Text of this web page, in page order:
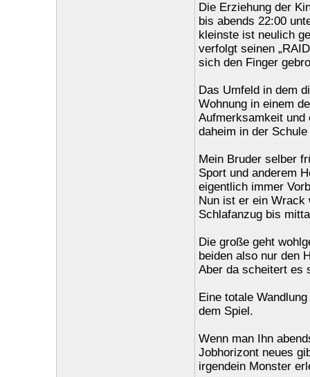
Die Erziehung der
bis abends 22:00
kleinste ist neulich
verfolgt seinen
sich den Finger
Das Umfeld in dem
Wohnung in einem
Aufmerksamkeit und
daheim in der
Mein Bruder selber
Sport und anderem
eigentlich immer
Nun ist er ein Wrack
Schlafanzug bis
Die große geht
beiden also nur den
Aber da scheitert es
Eine totale
dem Spiel.
Wenn man Ihn
Jobhorizont neues
irgendein Monster